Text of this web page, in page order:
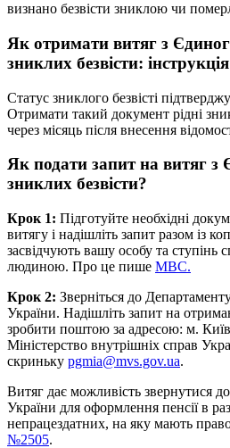
визнано безвісти зниклою чи
Як отримати витяг з
зниклих безвісти: інструкція
Статус зниклого безвісті
Отримати такий документ рідні
через місяць після внесення
Як подати запит на витяг з
зниклих безвісти?
Крок 1: Підготуйте необхідні
витягу і надішліть запит разом із
засвідчують вашу особу та ступінь
людиною. Про це пише МВС.
Крок 2: Зверніться до
України. Надішліть запит на
зробити поштою за адресою: м.
Міністерство внутрішніх справ
скриньку pgmia@mvs.gov.ua.
Витяг дає можливість звернутися
України для оформлення пенсії в
непрацездатних, на яку мають
№2505.